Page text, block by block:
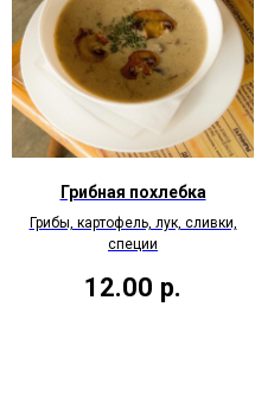
Грибная похлебка
Грибы, картофель, лук, сливки,
специи
12.00 р.